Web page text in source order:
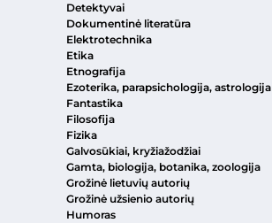
Detektyvai
Dokumentinė literatūra
Elektrotechnika
Etika
Etnografija
Ezoterika, parapsichologija, astrologija
Fantastika
Filosofija
Fizika
Galvosūkiai, kryžiažodžiai
Gamta, biologija, botanika, zoologija
Grožinė lietuvių autorių
Grožinė užsienio autorių
Humoras